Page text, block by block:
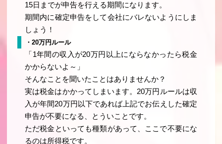
15日までが申告を行える期間になります。
期間内に確定申告をして会社にバレないようにしま
しょう！
・20万円ルール
「1年間の収入が20万円以上にならなかったら税金
かからないよ～」
そんなことを聞いたことはありませんか？
実は税金はかかってしまいます。20万円ルールは収
入が年間20万円以下であれば上記でお伝えした確定
申告が不要になる、とういことです。
ただ税金といっても種類があって、ここで不要にな
るのは所得税です。